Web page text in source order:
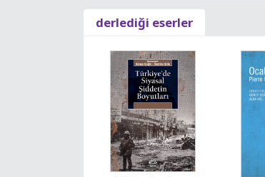
derlediği eserler